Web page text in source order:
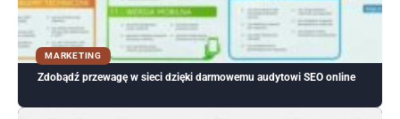
MARKETING
Zdobądź przewagę w sieci dzięki darmowemu audytowi SEO online